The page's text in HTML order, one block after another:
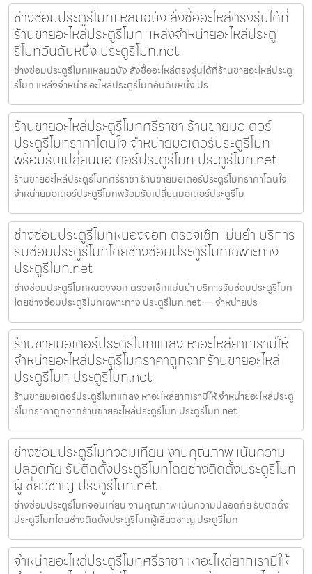
ช่างซ่อมประตูรีโมทแหลมฉบัง สั่งซื้ออะไหล่ตรงรุ่นได้ที่
ร้านขายอะไหล่ประตูรีโมท แหล่งจำหน่ายอะไหล่ประตู
รีโมทอันดับหนึ่ง ประตูรีโมท.net
ช่างซ่อมประตูรีโมทแหลมฉบัง สั่งซื้ออะไหล่ตรงรุ่นได้ที่ร้านขายอะไหล่ประตู
รีโมท แหล่งจำหน่ายอะไหล่ประตูรีโมทอันดับหนึ่ง ปร
ร้านขายอะไหล่ประตูรีโมทศรีราชา ร้านขายมอเตอร์
ประตูรีโมทราคาโดนใจ จำหน่ายมอเตอร์ประตูรีโมท
พร้อมรับเปลี่ยนมอเตอร์ประตูรีโมท ประตูรีโมท.net
ร้านขายอะไหล่ประตูรีโมทศรีราชา ร้านขายมอเตอร์ประตูรีโมทราคาโดนใจ
จำหน่ายมอเตอร์ประตูรีโมทพร้อมรับเปลี่ยนมอเตอร์ประตูรีโม
ช่างซ่อมประตูรีโมทหนองจอก ตรวจเช็กแม่นยำ บริการ
รับซ่อมประตูรีโมทโดยช่างซ่อมประตูรีโมทเฉพาะทาง
ประตูรีโมท.net
ช่างซ่อมประตูรีโมทหนองจอก ตรวจเช็กแม่นยำ บริการรับซ่อมประตูรีโมท
โดยช่างซ่อมประตูรีโมทเฉพาะทาง ประตูรีโมท.net — จำหน่ายปร
ร้านขายมอเตอร์ประตูรีโมทแกลง หาอะไหล่ยากเรามีให้
จำหน่ายอะไหล่ประตูรีโมทราคาถูกจากร้านขายอะไหล่
ประตูรีโมท ประตูรีโมท.net
ร้านขายมอเตอร์ประตูรีโมทแกลง หาอะไหล่ยากเรามีให้ จำหน่ายอะไหล่ประตู
รีโมทราคาถูกจากร้านขายอะไหล่ประตูรีโมท ประตูรีโมท.net
ช่างซ่อมประตูรีโมทจอมเทียน งานคุณภาพ เน้นความ
ปลอดภัย รับติดตั้งประตูรีโมทโดยช่างติดตั้งประตูรีโมท
ผู้เชี่ยวชาญ ประตูรีโมท.net
ช่างซ่อมประตูรีโมทจอมเทียน งานคุณภาพ เน้นความปลอดภัย รับติดตั้ง
ประตูรีโมทโดยช่างติดตั้งประตูรีโมทผู้เชี่ยวชาญ ประตูรีโมท
จำหน่ายอะไหล่ประตูรีโมทศรีราชา หาอะไหล่ยากเรามีให้